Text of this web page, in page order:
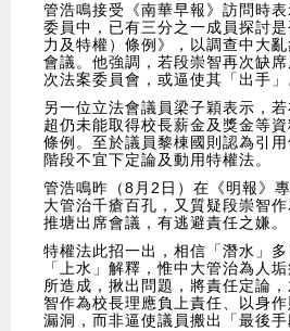
管浩鳴接受《南華早報》訪問時
委員中，已有三分之一成員探討
力及特權）條例》，以調查中大
會議。他強調，若段崇智再次缺
次法案委員會，或逼使其「出手」
另一位立法會議員梁子穎表示，
超仍未能取得校長薪金及獎金等
條例。至於議員黎棟國則認為引
階段不宜下定論及動用特權法。
管浩鳴昨（8月2日）在《明報》
大管治千瘡百孔，又質疑段崇智
推塘出席會議，有逃避責任之嫌。
特權法此招一出，相信「潛水」
「上水」解釋，惟中大管治為人
所造成，揪出問題，將責任定論
智作為校長理應負上責任、以身
漏洞，而非逼使議員搬出「最後手